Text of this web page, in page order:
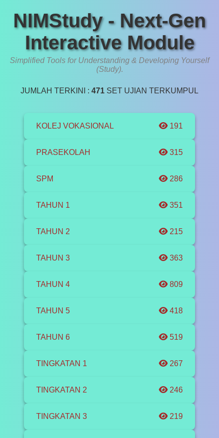
NIMStudy - Next-Gen
Interactive Module
Simplified Tools for Understanding & Developing Yourself
(Study).
JUMLAH TERKINI : 471 SET UJIAN TERKUMPUL
KOLEJ VOKASIONAL 191
PRASEKOLAH 315
SPM 286
TAHUN 1 351
TAHUN 2 215
TAHUN 3 363
TAHUN 4 809
TAHUN 5 418
TAHUN 6 519
TINGKATAN 1 267
TINGKATAN 2 246
TINGKATAN 3 219